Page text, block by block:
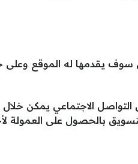
سوف يقدمها له الموقع
الاجتماعي يمكن خلال
بالحصول على العمولة